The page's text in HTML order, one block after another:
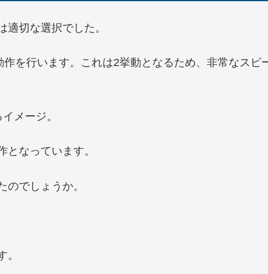
切な選択でした。
を行います。これは2挙動となるため、非常なスピ
メージ。
なっています。
でしょうか。
。